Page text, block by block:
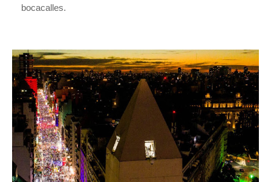
bocacalles.